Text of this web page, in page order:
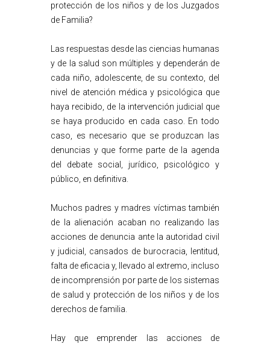
protección de los niños y de los Juzgados
de Familia?
Las respuestas desde las ciencias humanas
y de la salud son múltiples y dependerán de
cada niño, adolescente, de su contexto, del
nivel de atención médica y psicológica que
haya recibido, de la intervención judicial que
se haya producido en cada caso. En todo
caso, es necesario que se produzcan las
denuncias y que forme parte de la agenda
del debate social, jurídico, psicológico y
público, en definitiva.
Muchos padres y madres víctimas también
de la alienación acaban no realizando las
acciones de denuncia ante la autoridad civil
y judicial, cansados de burocracia, lentitud,
falta de eficacia y, llevado al extremo, incluso
de incomprensión por parte de los sistemas
de salud y protección de los niños y de los
derechos de familia.
Hay que emprender las acciones de